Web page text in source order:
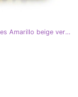
Maciejka 05324-07 Botas de cuero sin cordones Amarillo beige verde